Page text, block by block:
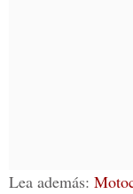
Lea además: